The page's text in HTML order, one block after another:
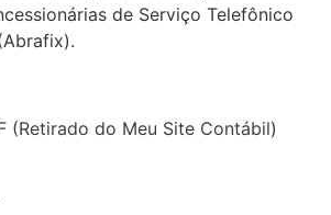
de Serviço Telefônico
(Retirado do Meu Site Contábil)